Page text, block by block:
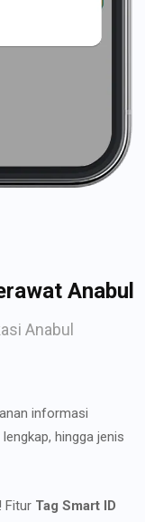
Anabul
Anabul
informasi
hingga jenis
Fitur Tag Smart ID